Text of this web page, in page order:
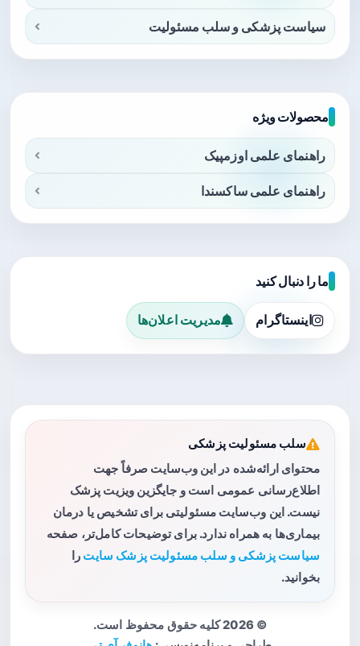
سیاست پزشکی و سلب مسئولیت
محصولات ویژه
راهنمای علمی اوزمپیک
راهنمای علمی ساکسندا
ما را دنبال کنید
اینستاگرام مدیریت اعلان‌ها
سلب مسئولیت پزشکی
محتوای ارائه‌شده در این وب‌سایت صرفاً جهت
اطلاع‌رسانی عمومی است و جایگزین ویزیت پزشک
نیست. این وب‌سایت مسئولیتی برای تشخیص یا درمان
بیماری‌ها به همراه ندارد. برای توضیحات کامل‌تر، صفحه
سیاست پزشکی و سلب مسئولیت پزشک سایت را
بخوانید.
© 2026 کلیه حقوق محفوظ است.